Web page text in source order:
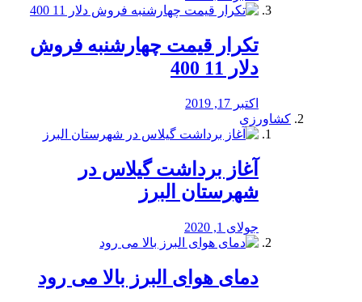
تکرار قیمت چهارشنبه فروش
دلار 11 400
اکتبر 17, 2019
کشاورزی
آغاز برداشت گیلاس در
شهرستان البرز
جولای 1, 2020
دمای هوای البرز بالا می رود